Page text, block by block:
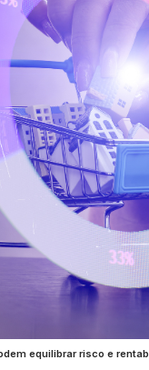
equilibrar risco e